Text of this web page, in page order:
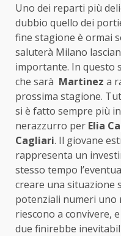
Uno dei reparti più
dubbio quello dei
fine stagione è ormai
saluterà Milano
importante. In questo
che sarà Martinez a
prossima stagione.
si è fatto sempre più
nerazzurro per Elia
Cagliari. Il giovane
rappresenta un
stesso tempo
creare una situazione
potenziali numeri uno
riescono a convivere,
due finirebbe